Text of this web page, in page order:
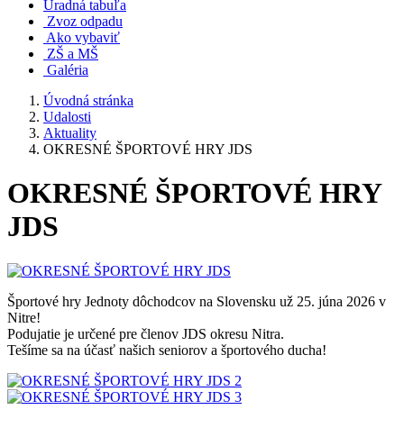
Úradná tabuľa
Zvoz odpadu
Ako vybaviť
ZŠ a MŠ
Galéria
Úvodná stránka
Udalosti
Aktuality
OKRESNÉ ŠPORTOVÉ HRY JDS
OKRESNÉ ŠPORTOVÉ HRY
JDS
Športové hry Jednoty dôchodcov na Slovensku už 25. júna 2026 v
Nitre!
Podujatie je určené pre členov JDS okresu Nitra.
Tešíme sa na účasť našich seniorov a športového ducha!